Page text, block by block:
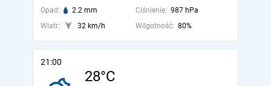
Opad: 2.2 mm Ciśnienie: 987 hPa
Wiatr:
32 km/h Wilgotność: 80%
21:00
28°C